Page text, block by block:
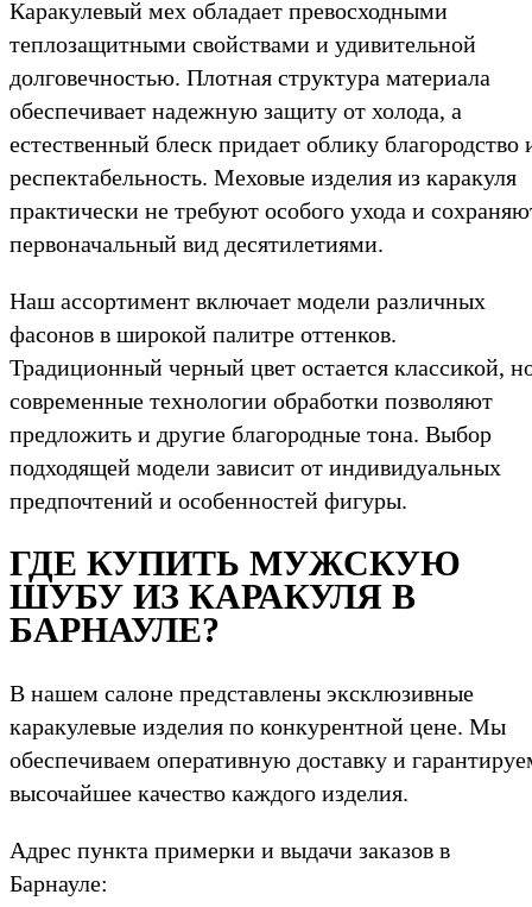
Каракулевый мех обладает превосходными
теплозащитными свойствами и удивительной
долговечностью. Плотная структура материала
обеспечивает надежную защиту от холода, а
естественный блеск придает облику благородство
респектабельность. Меховые изделия из каракуля
практически не требуют особого ухода и
первоначальный вид десятилетиями.
Наш ассортимент включает модели различных
фасонов в широкой палитре оттенков.
Традиционный черный цвет остается классикой,
современные технологии обработки позволяют
предложить и другие благородные тона. Выбор
подходящей модели зависит от индивидуальных
предпочтений и особенностей фигуры.
ГДЕ КУПИТЬ МУЖСКУЮ
ШУБУ ИЗ КАРАКУЛЯ В
БАРНАУЛЕ?
В нашем салоне представлены эксклюзивные
каракулевые изделия по конкурентной цене. Мы
обеспечиваем оперативную доставку и
высочайшее качество каждого изделия.
Адрес пункта примерки и выдачи заказов в
Барнауле: